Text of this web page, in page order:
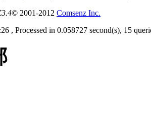
© 2001-2012 Comsenz Inc.
, Processed in 0.058727 second(s), 15